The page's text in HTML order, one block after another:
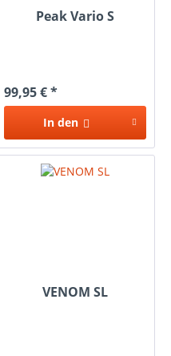
Peak Vario S
99,95 € *
In den
VENOM SL